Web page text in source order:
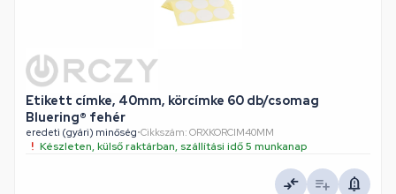
Etikett címke, 40mm, körcímke 60 db/csomag
Bluering® fehér
eredeti (gyári) minőség•Cikkszám: ORXKORCIM40MM
Készleten, külső raktárban, szállítási idő 5 munkanap